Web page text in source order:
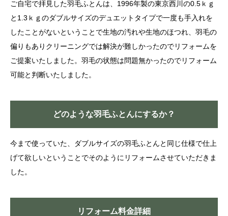
ご自宅で拝見した羽毛ふとんは、1996年製の東京西川の0.5ｋｇ
と1.3ｋｇのダブルサイズのデュエットタイプで一度も手入れを
したことがないということで生地の汚れや生地のほつれ、羽毛の
偏りもありクリーニングでは解決が難しかったのでリフォームを
ご提案いたしました。羽毛の状態は問題無かったのでリフォーム
可能と判断いたしました。
どのような羽毛ふとんにするか？
今まで使っていた、ダブルサイズの羽毛ふとんと同じ仕様で仕上
げて欲しいということでそのようにリフォームさせていただきま
した。
リフォーム料金詳細